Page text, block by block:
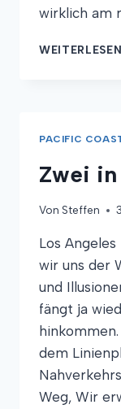
wirklich am
WEITERLESEN
PACIFIC
Zwei
Von Steffen
Los
wir uns der
und
fängt ja
dem
Weg, Wir